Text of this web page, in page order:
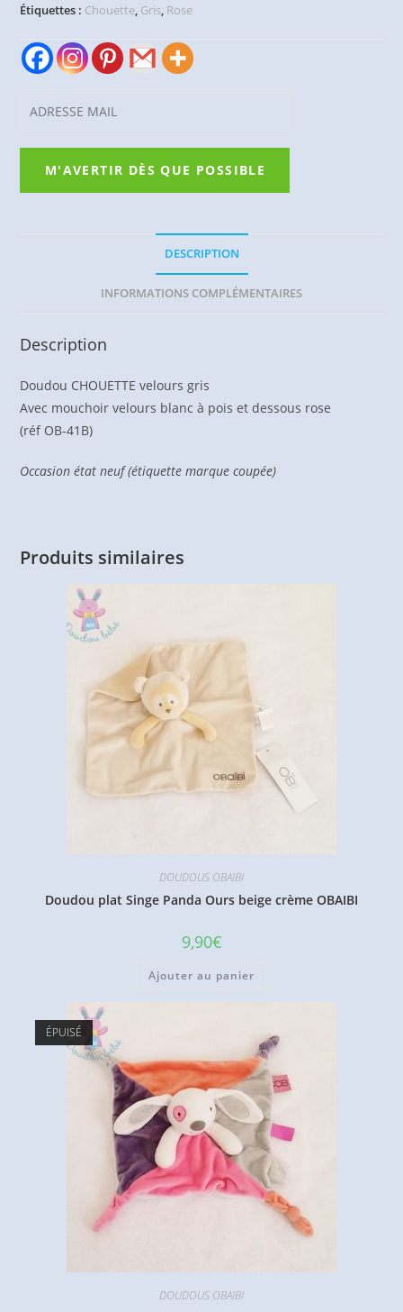
Étiquettes : Chouette, Gris, Rose
DESCRIPTION
INFORMATIONS COMPLÉMENTAIRES
Description
Doudou CHOUETTE velours gris
Avec mouchoir velours blanc à pois et dessous rose
(réf OB-41B)
Occasion état neuf (étiquette marque coupée)
Produits similaires
DOUDOUS OBAIBI
Doudou plat Singe Panda Ours beige crème OBAIBI
9,90€
Ajouter au panier
ÉPUISÉ
DOUDOUS OBAIBI